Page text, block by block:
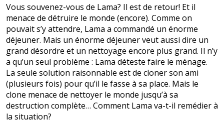
Vous souvenez-vous de Lama? Il est de retour! Et il
menace de détruire le monde (encore). Comme on
pouvait s’y attendre, Lama a commandé un énorme
déjeuner. Mais un énorme déjeuner veut aussi dire un
grand désordre et un nettoyage encore plus grand. Il n’y
a qu’un seul problème : Lama déteste faire le ménage.
La seule solution raisonnable est de cloner son ami
(plusieurs fois) pour qu’il le fasse à sa place. Mais le
clone menace de nettoyer le monde jusqu’à sa
destruction complète… Comment Lama va-t-il remédier à
la situation?